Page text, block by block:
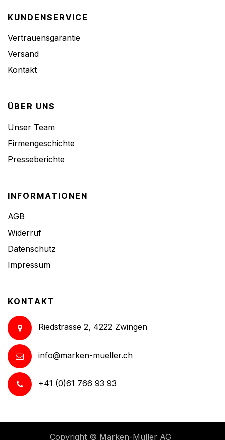
KUNDENSERVICE
Vertrauensgarantie
Versand
Kontakt
ÜBER UNS
Unser Team
Firmengeschichte
Presseberichte
INFORMATIONEN
AGB
Widerruf
Datenschutz
Impressum
KONTAKT
Riedstrasse 2, 4222 Zwingen
info@marken-mueller.ch
+41 (0)61 766 93 93
Copyright © Marken-Müller AG